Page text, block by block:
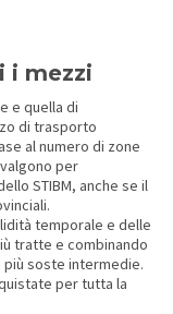
i mezzi
e quella di
di trasporto
al numero di zone
per
STIBM, anche se il
temporale e delle
tratte e combinando
più soste intermedie.
per tutta la